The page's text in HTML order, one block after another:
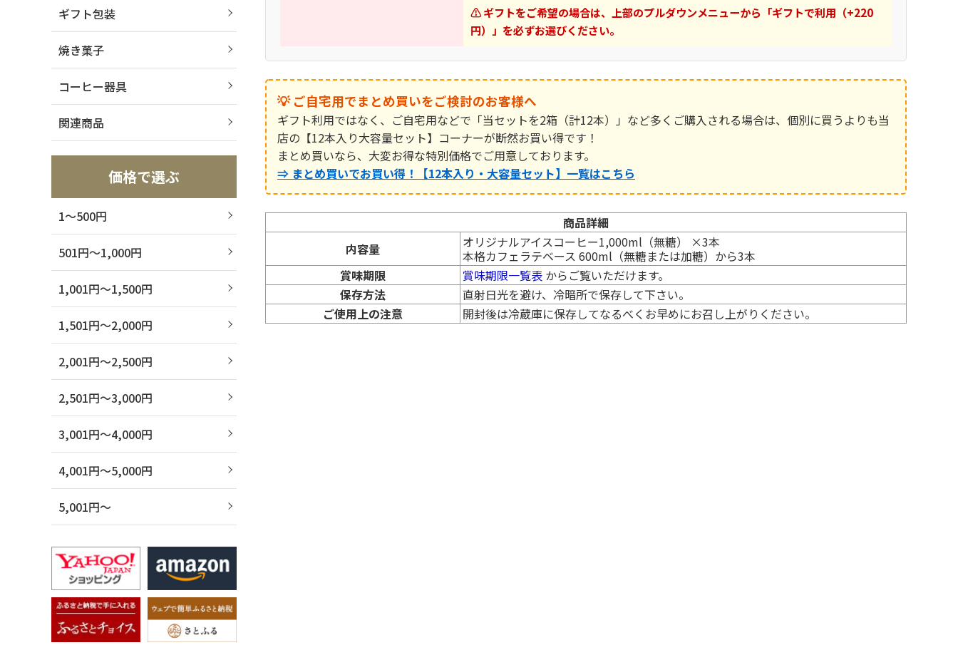
⚠️ ギフトをご希望の場合は、上部のプルダウンメニューから「ギフトで利用（+220
円）」を必ずお選びください。
💡 ご自宅用でまとめ買いをご検討のお客様へ
ギフト利用ではなく、ご自宅用などで「当セットを2箱（計12本）」など多くご購入される場合は、個別に買うよりも当
店の 【12本入り大容量セット】 コーナーが断然お買い得です！
まとめ買いなら、大変お得な特別価格でご用意しております。
⇒ まとめ買いでお買い得！【12本入り・大容量セット】一覧はこちら
商品詳細
内容量
オリジナルアイスコーヒー1,000ml（無糖） ×3本
本格カフェラテベース 600ml（無糖または加糖）から3本
賞味期限
賞味期限一覧表 からご覧いただけます。
保存方法
直射日光を避け、冷暗所で保存して下さい。
ご使用上の注意
開封後は冷蔵庫に保存してなるべくお早めにお召し上がりください。
ギフト包装
焼き菓子
コーヒー器具
関連商品
価格で選ぶ
1～500円
501円～1,000円
1,001円～1,500円
1,501円～2,000円
2,001円～2,500円
2,501円～3,000円
3,001円～4,000円
4,001円～5,000円
5,001円～